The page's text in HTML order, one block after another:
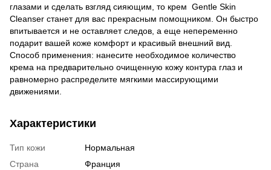
глазами и сделать взгляд сияющим, то крем Gentle Skin
Cleanser станет для вас прекрасным помощником. Он быстро
впитывается и не оставляет следов, а еще непеременно
подарит вашей коже комфорт и красивый внешний вид.
Способ применения: нанесите необходимое количество
крема на предварительно очищенную кожу контура глаз и
равномерно распределите мягкими массирующими
движениями.
Характеристики
Тип кожи
Нормальная
Страна
Франция